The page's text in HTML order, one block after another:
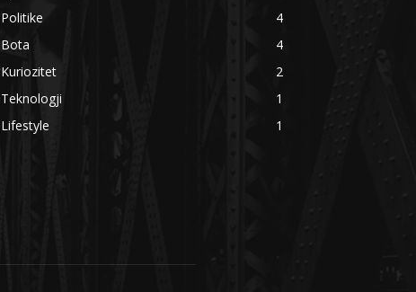
Politike
4
Bota
4
Kuriozitet
2
Teknologji
1
Lifestyle
1